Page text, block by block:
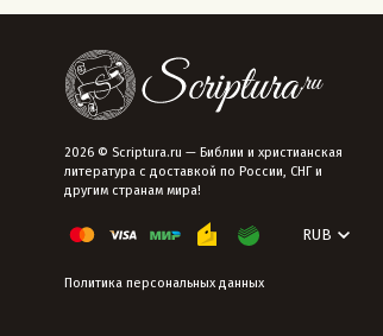
2026 © Scriptura.ru — Библии и христианская
литература с доставкой по России, СНГ и
другим странам мира!
RUB
Политика персональных данных